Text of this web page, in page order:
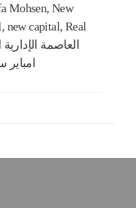
Mohsen, New
, new capital, Real
العاصمة